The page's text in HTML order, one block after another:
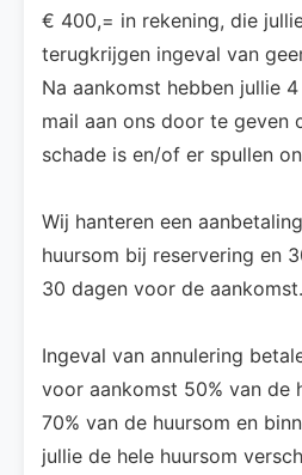
€ 400,= in rekening, die
terugkrijgen ingeval van
Na aankomst hebben jullie
mail aan ons door te geven
schade is en/of er spullen
Wij hanteren een
huursom bij reservering en
30 dagen voor de aankomst.
Ingeval van annulering
voor aankomst 50% van de
70% van de huursom en
jullie de hele huursom